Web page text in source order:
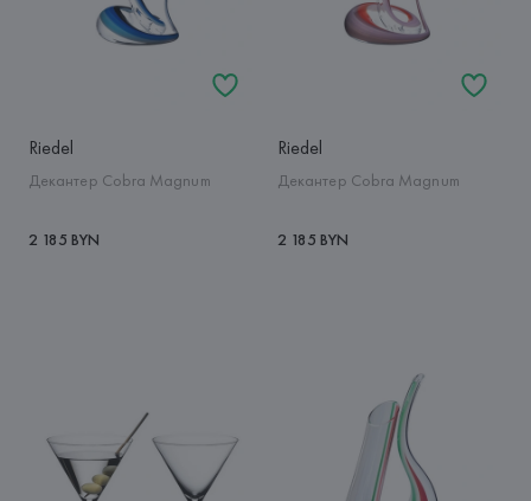
Riedel
Декантер Cobra Magnum
2 185 BYN
Riedel
Декантер Cobra Magnum
2 185 BYN